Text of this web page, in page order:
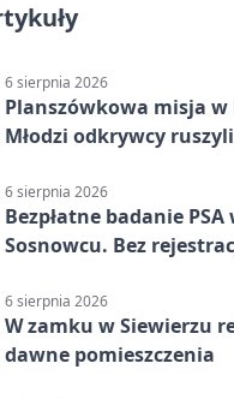
6 sierpnia 2026
Planszówkowa misja w
Młodzi odkrywcy
6 sierpnia 2026
Bezpłatne badanie PSA
Sosnowcu. Bez
6 sierpnia 2026
W zamku w Siewierzu
dawne pomieszczenia